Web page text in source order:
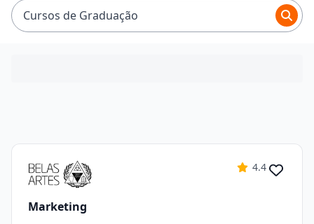
mensalidades.
Cursos de Graduação
4.4
Marketing